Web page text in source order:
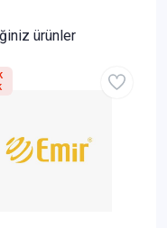
ürünler